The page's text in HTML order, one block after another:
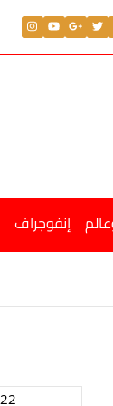
إنفوجراف